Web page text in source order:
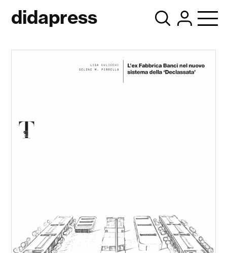
didapress